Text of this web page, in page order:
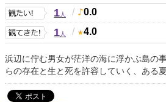
1人 / 0.0
1人 / 4.0
浜辺に佇む男女が茫洋の海に浮かぶ島の
らの存在と生と死を許容していく、ある夏